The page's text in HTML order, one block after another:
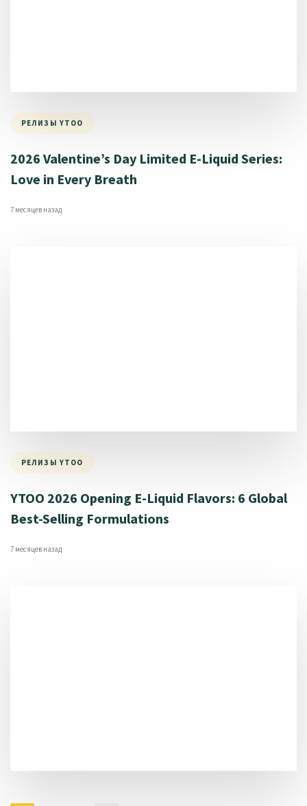
РЕЛИЗЫ YTOO
2026 Valentine’s Day Limited E-Liquid Series:
Love in Every Breath
7 месяцев назад
РЕЛИЗЫ YTOO
YTOO 2026 Opening E-Liquid Flavors: 6 Global
Best-Selling Formulations
7 месяцев назад